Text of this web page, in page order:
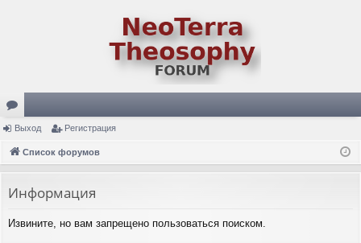
ор
ум
Выход Регистрация
Список форумов
Информация
Извините, но вам запрещено пользоваться поиском.